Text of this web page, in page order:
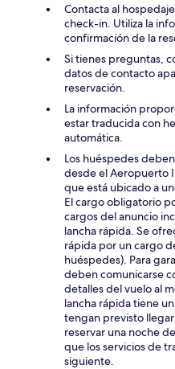
Contacta al
check-in. Utiliza la
confirmación de la
Si tienes preguntas,
datos de contacto
reservación.
La información
estar traducida con
automática.
Los huéspedes
desde el Aeropuerto
que está ubicado a
El cargo obligatorio
cargos del anuncio
lancha rápida. Se
rápida por un cargo
huéspedes). Para
deben comunicarse
detalles del vuelo al
lancha rápida tiene
tengan previsto
reservar una noche
que los servicios de
siguiente.